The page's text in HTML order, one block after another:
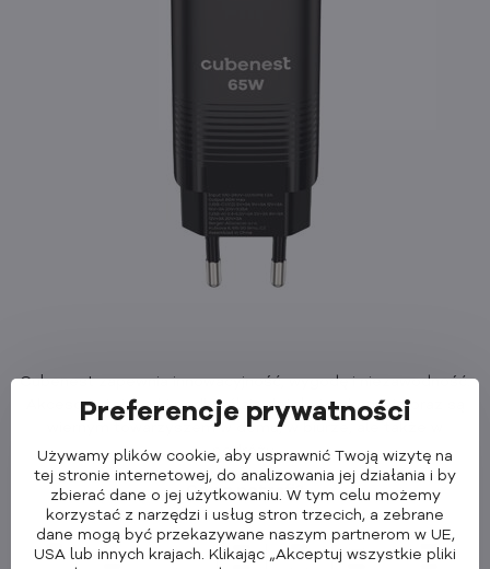
Cubenest zapewnia innowacyjność, wygodę i niezawodność.
Akcesoria tej marki podkreślają detale i wykonanie oraz są
wiernym towarzyszem w domu, w biurze, ale także w
podróży.
Co on potrafi?
Preferencje prywatności
Używamy plików cookie, aby usprawnić Twoją wizytę na
tej stronie internetowej, do analizowania jej działania i by
zbierać dane o jej użytkowaniu. W tym celu możemy
korzystać z narzędzi i usług stron trzecich, a zebrane
dane mogą być przekazywane naszym partnerom w UE,
USA lub innych krajach. Klikając „Akceptuj wszystkie pliki